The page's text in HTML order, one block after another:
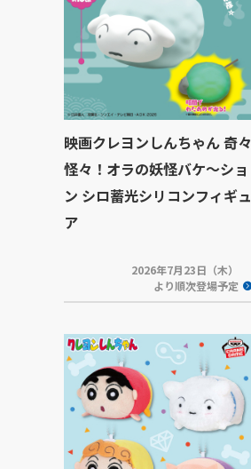
映画クレヨンしんちゃん 奇々
怪々！オラの妖怪バケ～ショ
ン シロ蓄光シリコンフィギュ
ア
2026年7月23日（木）
より順次登場予定